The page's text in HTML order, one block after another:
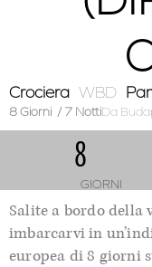
Crociera WBD
8 Giorni / 7 NottiDa
8
GIORNI
Salite a bordo della
imbarcarvi in
europea di8 giorni